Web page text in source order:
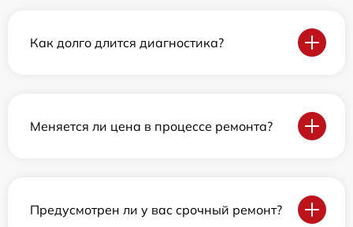
Как долго длится диагностика?
Меняется ли цена в процессе ремонта?
Предусмотрен ли у вас срочный ремонт?